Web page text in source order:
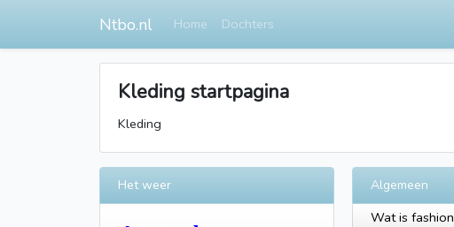
Ntbo.nl Home Dochters
Kleding startpagina
Kleding
Het weer Algemeen
Wat is fashion